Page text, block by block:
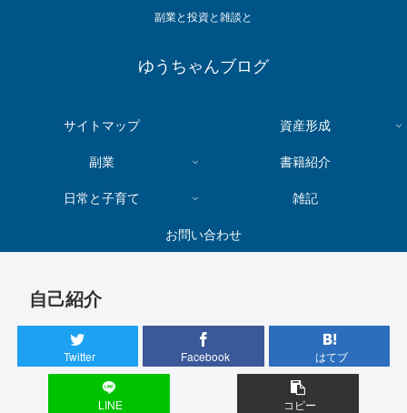
副業と投資と雑談と
ゆうちゃんブログ
サイトマップ
資産形成
副業
書籍紹介
日常と子育て
雑記
お問い合わせ
自己紹介
Twitter Facebook はてブ
LINE コピー